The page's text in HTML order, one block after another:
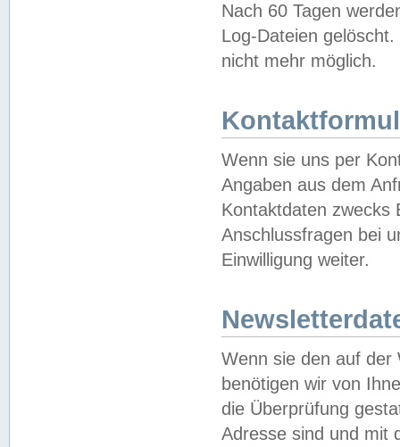
Nach 60 Tagen
Log-Dateien
nicht mehr möglich.
Wenn sie uns per
Angaben aus dem
Kontaktdaten zwecks
Anschlussfragen bei
Einwilligung weiter.
Wenn sie den auf der
benötigen wir von
die Überprüfung
Adresse sind und mit